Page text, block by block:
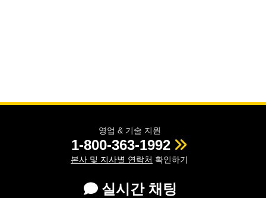
영업 & 기술 지원
1-800-363-1992
본사 및 지사별 연락처 확인하기
실시간 채팅